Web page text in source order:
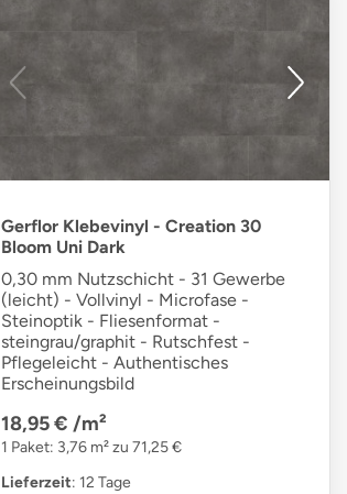
Gerflor Klebevinyl - Creation 30
Bloom Uni Dark
0,30 mm Nutzschicht - 31 Gewerbe
(leicht) - Vollvinyl - Microfase -
Steinoptik - Fliesenformat -
steingrau/graphit - Rutschfest -
Pflegeleicht - Authentisches
Erscheinungsbild
18,95 € /m²
1 Paket: 3,76 m² zu 71,25 €
Lieferzeit: 12 Tage